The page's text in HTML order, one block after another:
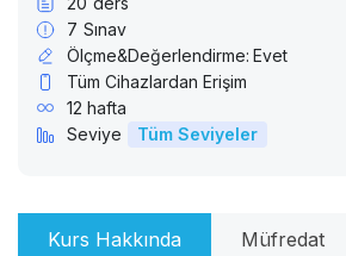
Kurs Hakkında Müfredat
7 Sınav
Ölçme&Değerlendirme: Evet
Tüm Cihazlardan Erişim
12 hafta
Seviye
Tüm Seviyeler